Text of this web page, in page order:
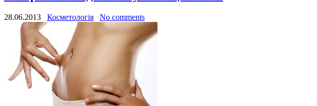
28.06.2013 Косметологія No comments